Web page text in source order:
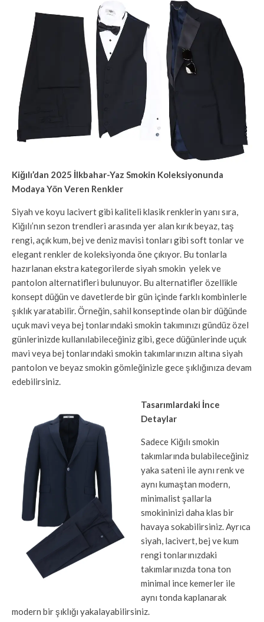
Kiğılı’dan 2025 İlkbahar-Yaz Smokin Koleksiyonunda
Modaya Yön Veren Renkler
Siyah ve koyu lacivert gibi kaliteli klasik renklerin yanı sıra,
Kiğılı’nın sezon trendleri arasında yer alan kırık beyaz, taş
rengi, açık kum, bej ve deniz mavisi tonları gibi soft tonlar ve
elegant renkler de koleksiyonda öne çıkıyor. Bu tonlarla
hazırlanan ekstra kategorilerde siyah smokin yelek ve
pantolon alternatifleri bulunuyor. Bu alternatifler özellikle
konsept düğün ve davetlerde bir gün içinde farklı kombinlerle
şıklık yaratabilir. Örneğin, sahil konseptinde olan bir düğünde
uçuk mavi veya bej tonlarındaki smokin takımınızı gündüz özel
günlerinizde kullanılabileceğiniz gibi, gece düğünlerinde uçuk
mavi veya bej tonlarındaki smokin takımlarınızın altına siyah
pantolon ve beyaz smokin gömleğinizle gece şıklığınıza devam
edebilirsiniz.
Tasarımlardaki İnce
Detaylar
Sadece Kiğılı smokin
takımlarında bulabileceğiniz
yaka sateni ile aynı renk ve
aynı kumaştan modern,
minimalist şallarla
smokininizi daha klas bir
havaya sokabilirsiniz. Ayrıca
siyah, lacivert, bej ve kum
rengi tonlarınızdaki
takımlarınızda tona ton
minimal ince kemerler ile
aynı tonda kaplanarak
modern bir şıklığı yakalayabilirsiniz.